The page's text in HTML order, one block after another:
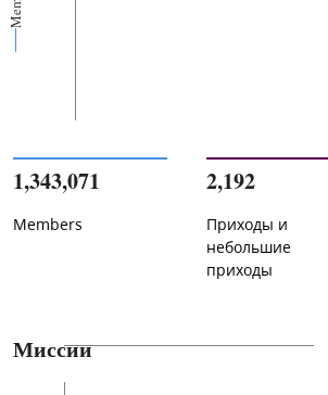
1,343,071
Members
2,192
Приходы и
небольшие
приходы
Миссии